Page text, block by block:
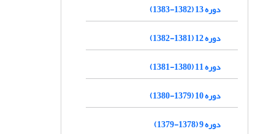
دوره 13 (1382-1383)
دوره 12 (1381-1382)
دوره 11 (1380-1381)
دوره 10 (1379-1380)
دوره 9 (1378-1379)